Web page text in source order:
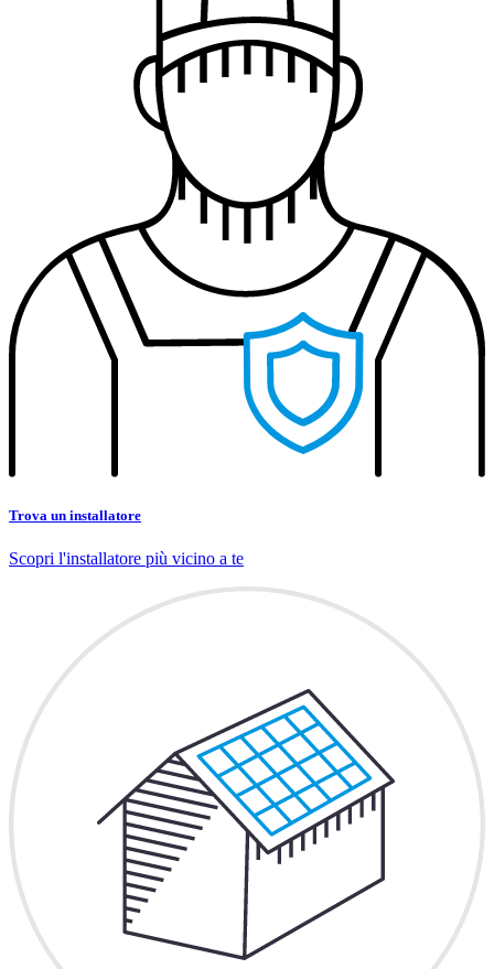
Trova un installatore
Scopri l'installatore più vicino a te